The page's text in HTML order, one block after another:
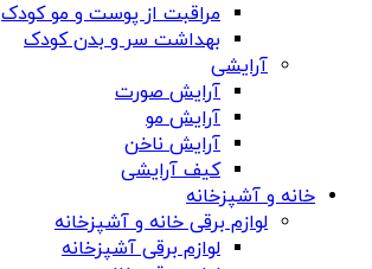
مراقبت از پوست و مو کودک
بهداشت سر و بدن کودک
آرایشی
آرایش صورت
آرایش مو
آرایش ناخن
کیف آرایشی
خانه و آشپزخانه
لوازم برقی خانه و آشپزخانه
لوازم برقی آشپزخانه